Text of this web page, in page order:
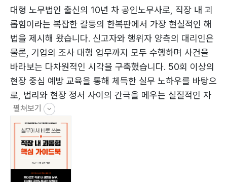
한 결과 직장 내 괴롭힘이 아니라고 자체판단한 경우, 이
후 노동청에서 어떻게 처리하나요?
9. 노동청 행정지도하에서 직장 내 괴롭힘을 인정하는 결
과 보고서를 제출하였는데, 이후에 행위자에 대한 처분까
지 노동청이 개입하나요?
10. 노동청에 직장 내 괴롭힘 신고를 하면 노동청에서 보
호조치를 도와주나요?
11. 직장 내 괴롭힘을 인정하고, 행위자에 대한 처분을 하
였는데, 피해근로자가 반발하는 경우에 어떻게 해야 하나
요?
12. 직장 내 괴롭힘을 인정하였으나, 피해근로자 본인의
의견을 듣지 않은 상태로 행위자에 대한 처분을 하였습니
다. 피해근로자가 이에 대해 항의하는 경우 어떻게 해야
대형 노무법인 출신의 10년 차 공인노무사로, 직장 내 괴
롭힘이라는 복잡한 갈등의 한복판에서 가장 현실적인 해
법을 제시해 왔습니다. 신고자와 행위자 양측의 대리인은
물론, 기업의 조사 대행 업무까지 모두 수행하며 사건을
바라보는 다차원적인 시각을 구축했습니다. 50회 이상의
현장 중심 예방 교육을 통해 체득한 실무 노하우를 바탕으
로, 법리와 현장 정서 사이의 간극을 메우는 실질적인 자
문을 제공하고 있습니다.
고해리 공인노무사
국내 최대 규모 노무법인과 외국계 특화 노무법인을 거치
펼쳐보기